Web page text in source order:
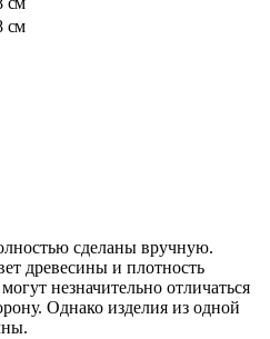
см
сделаны вручную.
древесины и плотность
незначительно отличаться
Однако изделия из одной